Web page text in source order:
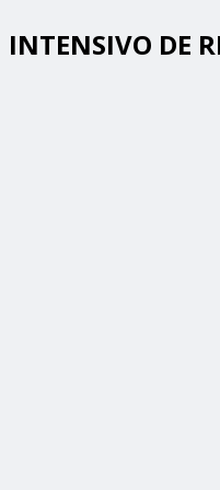
INTENSIVO DE